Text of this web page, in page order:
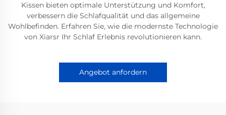
Kissen bieten optimale Unterstützung und Komfort,
verbessern die Schlafqualität und das allgemeine
Wohlbefinden. Erfahren Sie, wie die modernste Technologie
von Xiarsr Ihr Schlaf Erlebnis revolutionieren kann.
Angebot anfordern